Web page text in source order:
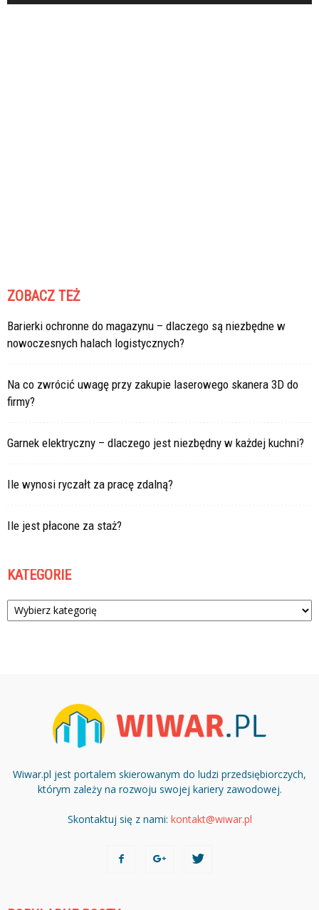
ZOBACZ TEŻ
Barierki ochronne do magazynu – dlaczego są niezbędne w
nowoczesnych halach logistycznych?
Na co zwrócić uwagę przy zakupie laserowego skanera 3D do
firmy?
Garnek elektryczny – dlaczego jest niezbędny w każdej kuchni?
Ile wynosi ryczałt za pracę zdalną?
Ile jest płacone za staż?
KATEGORIE
Kategorie
Wiwar.pl jest portalem skierowanym do ludzi przedsiębiorczych,
którym zależy na rozwoju swojej kariery zawodowej.
Skontaktuj się z nami: kontakt@wiwar.pl